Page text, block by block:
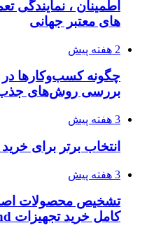
اطمینان ، نمایندگی
های معتبر جهانی
2 هفته پیش
چگونه کسب‌وکارها در
بررسی روش‌های جذب
3 هفته پیش
انتخاب برتر برای
3 هفته پیش
تشخیص محصولات اصل
کامل خرید تجهیزات Legrand